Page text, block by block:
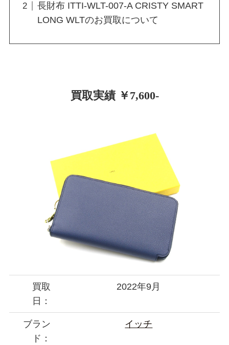
長財布 ITTI-WLT-007-A CRISTY SMART
LONG WLTのお買取について
買取実績 ￥7,600-
買取
日：
2022年9月
ブラン
ド：
イッチ